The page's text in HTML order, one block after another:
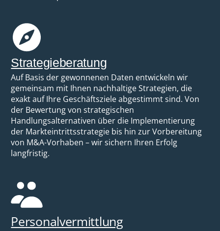
Strategieberatung
Auf Basis der gewonnenen Daten entwickeln wir
gemeinsam mit Ihnen nachhaltige Strategien, die
exakt auf Ihre Geschäftsziele abgestimmt sind. Von
der Bewertung von strategischen
Handlungsalternativen über die Implementierung
der Markteintrittsstrategie bis hin zur Vorbereitung
von M&A-Vorhaben – wir sichern Ihren Erfolg
langfristig.
Personalvermittlung